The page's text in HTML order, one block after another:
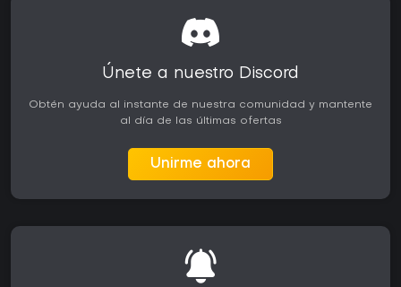
Únete a nuestro Discord
Obtén ayuda al instante de nuestra comunidad y mantente
al día de las últimas ofertas
Unirme ahora